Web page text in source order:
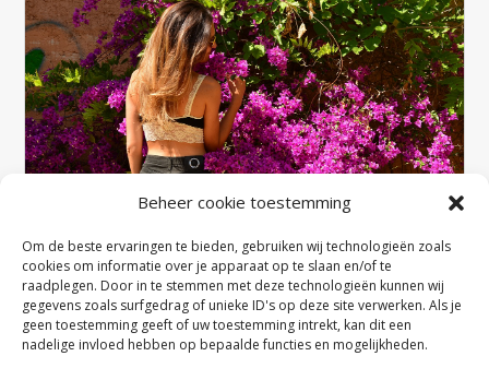
Beheer cookie toestemming
Om de beste ervaringen te bieden, gebruiken wij technologieën zoals
cookies om informatie over je apparaat op te slaan en/of te
raadplegen. Door in te stemmen met deze technologieën kunnen wij
gegevens zoals surfgedrag of unieke ID's op deze site verwerken. Als je
geen toestemming geeft of uw toestemming intrekt, kan dit een
nadelige invloed hebben op bepaalde functies en mogelijkheden.
Hoe zorg je ervoor dat je beha
comfortabel zit de hele dag door?
dooradmin|jan 26, 2024|Tips